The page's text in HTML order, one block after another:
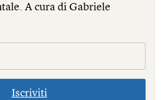
A cura di Gabriele
Iscriviti